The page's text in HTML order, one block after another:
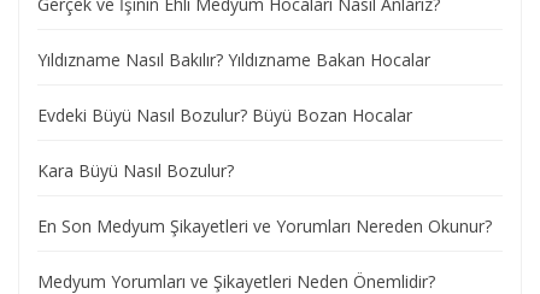
Yıldızname Nasıl Bakılır? Yıldızname Bakan Hocalar
Evdeki Büyü Nasıl Bozulur? Büyü Bozan Hocalar
Kara Büyü Nasıl Bozulur?
En Son Medyum Şikayetleri ve Yorumları Nereden Okunur?
Medyum Yorumları ve Şikayetleri Neden Önemlidir?